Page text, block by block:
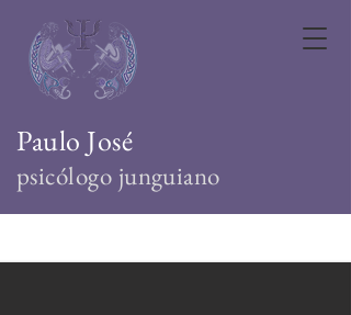
Paulo José
psicólogo junguiano